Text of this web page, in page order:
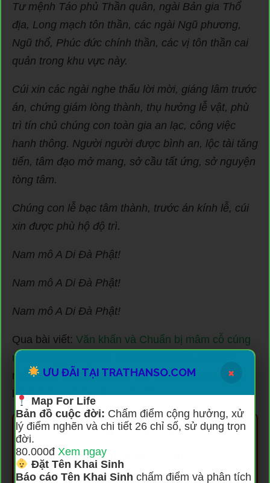
Tư mệnh Táo phủ Thần quân, ngài Bản gia Thổ
địa, Long mạch tôn thần, các ngài Ngũ phương,
Ngũ thổ, Phúc đức chính thần, các vị tôn thần cai
quản trong khu vực này.
Cúi xin các ngài nghe thấu lời mời, giáng lâm trước
án, chứng giám lòng thành, thụ hưởng lễ vật, phù
trì tín chủ chúng con toàn gia an lạc, công việc
hanh thông. Người người được bình an, lộc tài tăng
tiến, tâm đạo mở mang, sở cầu tất ứng, sở nguyện
tòng tâm.
Chúng con lễ bạc tâm thành, trước án kính lễ, cúi
xin được phù hộ độ trì.
Nam mô A Di Đà Phật!
Nam mô A Di Đà Phật!
Nam mô A Di Đà Phật!
Qua bài viết: Văn khấn và Chuẩn bị mâm cỗ cúng
rằm tháng giêng như thế nào
mắc hoặc cần tư vấn, hỗ trợ. Quý khách vui lòng
liên hệ theo thông tin dưới đây:
Phong thủy Lý Khí
Chuyên:Phong thủy
Email: lykhivn@gmail.com
ƯU ĐÃI TẠI TRATHANSO.COM ×
Map For Life
Bản đồ cuộc đời: Chấm điểm cộng hưởng, xử
lý điểm nghẽn và chi tiết 26 chỉ số, sử dụng trọn
đời.
80.000đ Xem ngay
Đặt Tên Khai Sinh
Báo cáo Tên Khai Sinh chấm điểm và phân tích